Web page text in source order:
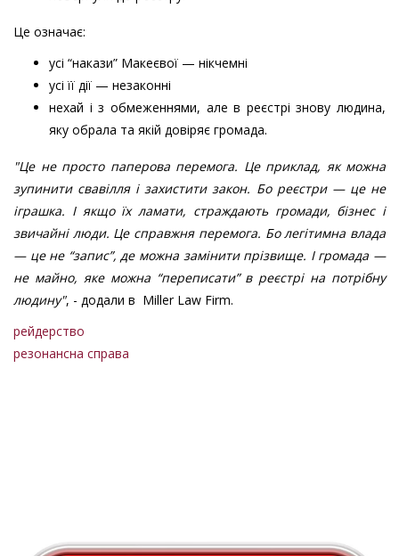
Це означає:
усі “накази” Макеєвої — нікчемні
усі її дії — незаконні
нехай і з обмеженнями, але в реєстрі знову людина,
яку обрала та якій довіряє громада.
"Це не просто паперова перемога. Це приклад, як можна
зупинити свавілля і захистити закон. Бо реєстри — це не
іграшка. І якщо їх ламати, страждають громади, бізнес і
звичайні люди. Це справжня перемога. Бо легітимна влада
— це не “запис”, де можна замінити прізвище. І громада —
не майно, яке можна “переписати” в реєстрі на потрібну
людину", - додали в Miller Law Firm.
рейдерство
резонансна справа